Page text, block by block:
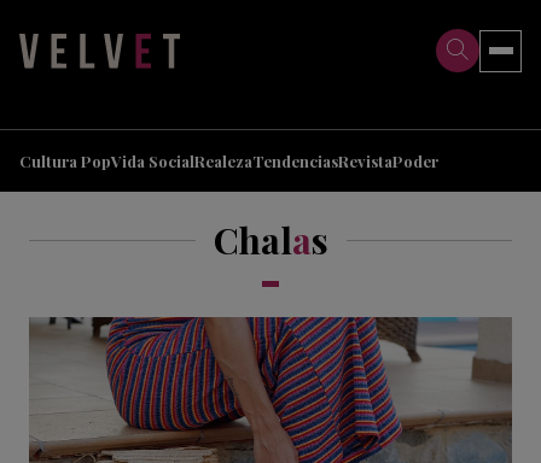
Cultura PopVida SocialRealezaTendenciasRevistaPoder
Chalas